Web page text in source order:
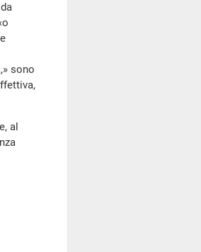
sono
al